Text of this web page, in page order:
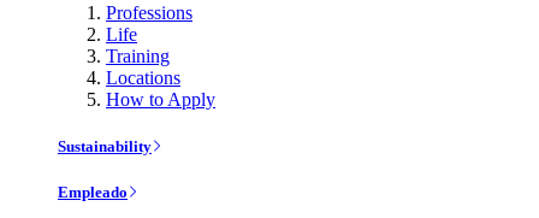
Professions
Life
Training
Locations
How to Apply
Sustainability
Empleado